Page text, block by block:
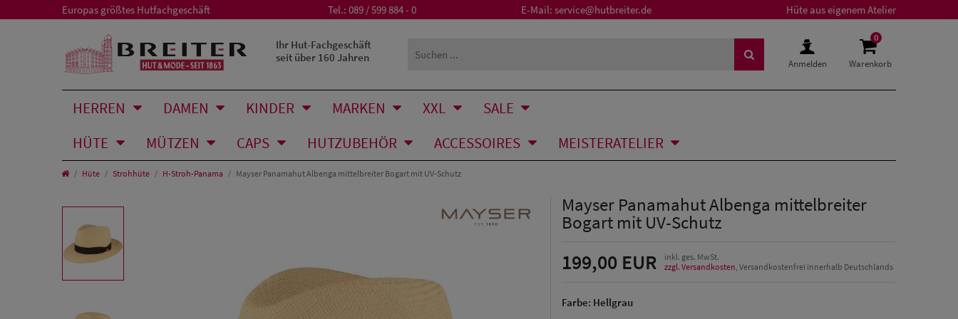
Europas größtes Hutfachgeschäft Tel.: 089 / 599 884 - 0 E-Mail: service@hutbreiter.de Hüte aus eigenem Atelier
Ihr Hut-Fachgeschäft
seit über 160 Jahren
Anmelden
0
Warenkorb
HERREN DAMEN KINDER MARKEN XXL
SALE
HÜTE
MÜTZEN CAPS HUTZUBEHÖR ACCESSOIRES MEISTERATELIER
Hüte Strohhüte H-Stroh-Panama Mayser Panamahut Albenga mittelbreiter Bogart mit UV-Schutz
Mayser Panamahut Albenga mittelbreiter
Bogart mit UV-Schutz
199,00 EUR
inkl. ges. MwSt.
zzgl. Versandkosten, Versandkostenfrei innerhalb Deutschlands
Farbe: Hellgrau